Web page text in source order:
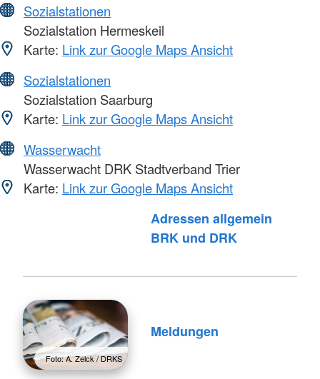
Sozialstationen
Sozialstation Hermeskeil
Karte: Link zur Google Maps Ansicht
Sozialstationen
Sozialstation Saarburg
Karte: Link zur Google Maps Ansicht
Wasserwacht
Wasserwacht DRK Stadtverband Trier
Karte: Link zur Google Maps Ansicht
Adressen allgemein
BRK und DRK
Foto: A. Zelck / DRKS
Meldungen